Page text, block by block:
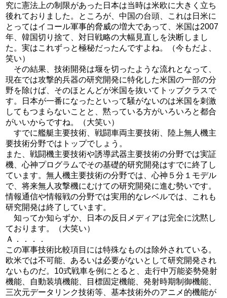
究に憲法上の制限があった日本は当時は米欧に大きく立ち
後れておりました。ところが、中国の台頭、これは日米に
とってはイコール軍事的脅威の増大であって、米国は2007
年、韓国切り捨て、対日戦略の大幅見直しを決断しまし
た。実はこれずっと極秘だったんですよね。（今もだよ、
笑い）
その結果、技術開発は堰を切ったような流れとなって、
現在では攻撃的兵器の研究開発に特化した米国の一部の分
野を除けば、そのほとんどが米国を抜いてトップクラスで
す。日本が一番になったといって騒がないのは米国を刺激
してもつまらないことと、黙っている方がいろいろと都合
がいいからですね。（大笑い）
すでに艦艇主要技術、戦闘車両主要技術、陸上無人機主
要技術分野ではトップでしょう。
また、戦闘機主要技術や誘導武器主要技術の分野では実証
機、心神プログラムでその基礎的研究開発はすでに終了し
ています。無人機主要技術の分野では、心神５分１モデル
で、将来無人攻撃機にむけての研究開発に進む勢いです。
情報通信や情報戦の分野では実用的なレベルでは、これも
研究開発は終了しています。
知ってか知らずか、日本の反日メディアは完全に沈黙し
ております。（大笑い）
Ａ．．．．
この軍事技術比較項目には特殊なものは除外されている。
欧米では不可能、あるいは必要がないとして研究開発され
ないものだ。10式戦車を例にとると、走行中万能姿勢発射
機能、自動装填機能、目標固定機能、発射時期制御機能、
三次元データリンク技術等、基本技術外のアニメ的機能が